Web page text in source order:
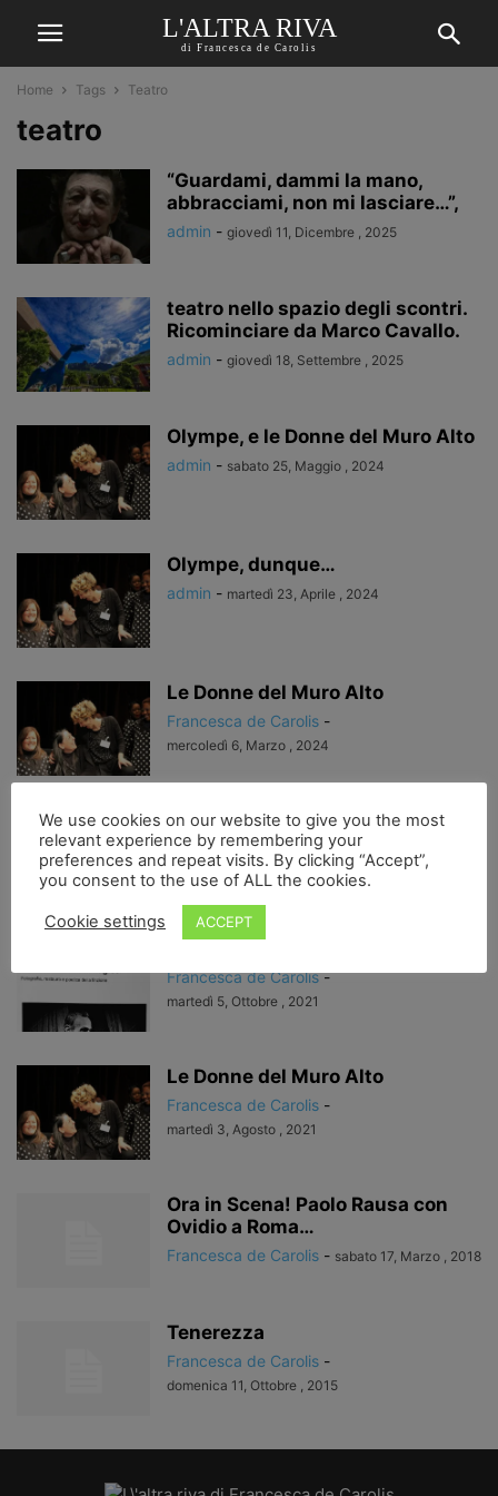
L'ALTRA RIVA
di Francesca de Carolis
Home Tags Teatro
teatro
“Guardami, dammi la mano,
abbracciami, non mi lasciare…”,
admin - giovedì 11, Dicembre , 2025
teatro nello spazio degli scontri.
Ricominciare da Marco Cavallo.
admin - giovedì 18, Settembre , 2025
Olympe, e le Donne del Muro Alto
admin - sabato 25, Maggio , 2024
Olympe, dunque…
admin - martedì 23, Aprile , 2024
Le Donne del Muro Alto
Francesca de Carolis -
mercoledì 6, Marzo , 2024
le donne del muro alto…
Francesca de Carolis -
mercoledì 13, Ottobre , 2021
Francesca de Carolis -
martedì 5, Ottobre , 2021
Le Donne del Muro Alto
Francesca de Carolis -
martedì 3, Agosto , 2021
Ora in Scena! Paolo Rausa con
Ovidio a Roma…
Francesca de Carolis - sabato 17, Marzo , 2018
Tenerezza
Francesca de Carolis -
domenica 11, Ottobre , 2015
We use cookies on our website to give you the most
relevant experience by remembering your
preferences and repeat visits. By clicking “Accept”,
you consent to the use of ALL the cookies.
Cookie settings ACCEPT